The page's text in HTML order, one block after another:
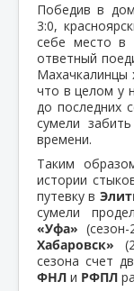
Победив в
3:0,
себе место в
ответный
Махачкалинцы
что в целом у
до последних
сумели
времени.
Таким
истории
путевку в
сумели
«Уфа»
Хабаровск»
сезона счет
ФНЛ и РФПЛ